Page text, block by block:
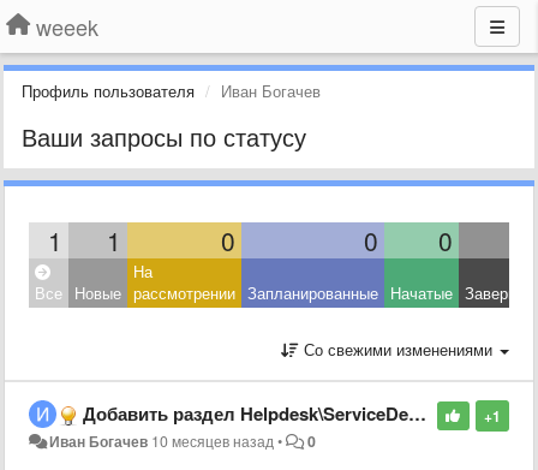
weeek
Профиль пользователя Иван Богачев
Ваши запросы по статусу
1 1 0 0 0
Все Новые
На
рассмотрении Запланированные Начатые
Со свежими изменениями
+1
Добавить раздел Helpdesk\ServiceDesk, список заявок
Иван Богачев 10 месяцев назад• 0